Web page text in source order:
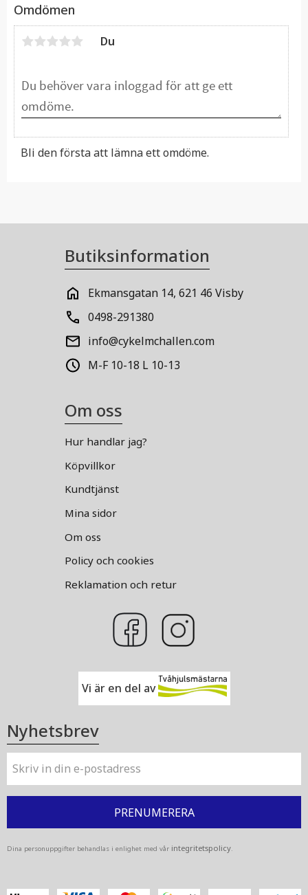
Omdömen
Du
Bli den första att lämna ett omdöme.
Butiksinformation
Ekmansgatan 14, 621 46 Visby
0498-291380
info@cykelmchallen.com
M-F 10-18 L 10-13
Om oss
Hur handlar jag?
Köpvillkor
Kundtjänst
Mina sidor
Om oss
Policy och cookies
Reklamation och retur
Vi är en del av
Nyhetsbrev
PRENUMERERA
Dina personuppgifter behandlas i enlighet med vår integritetspolicy.